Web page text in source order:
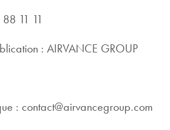
11 11
: AIRVANCE GROUP
: contact@airvancegroup.com